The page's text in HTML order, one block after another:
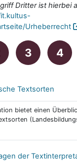
Dritter ist hierbei
Urheberrecht
3 4
Textsorten
bietet einen
der